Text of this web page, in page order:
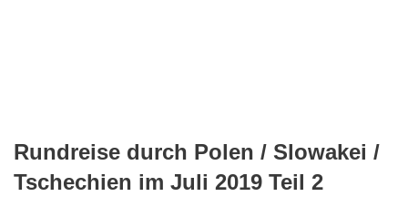
Rundreise durch Polen / Slowakei /
Tschechien im Juli 2019 Teil 2